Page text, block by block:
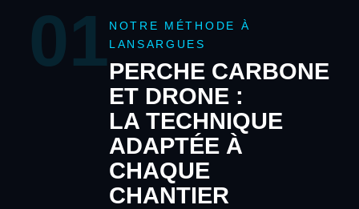
01 NOTRE MÉTHODE À
LANSARGUES
PERCHE CARBONE
ET DRONE :
LA TECHNIQUE
ADAPTÉE À
CHAQUE
CHANTIER